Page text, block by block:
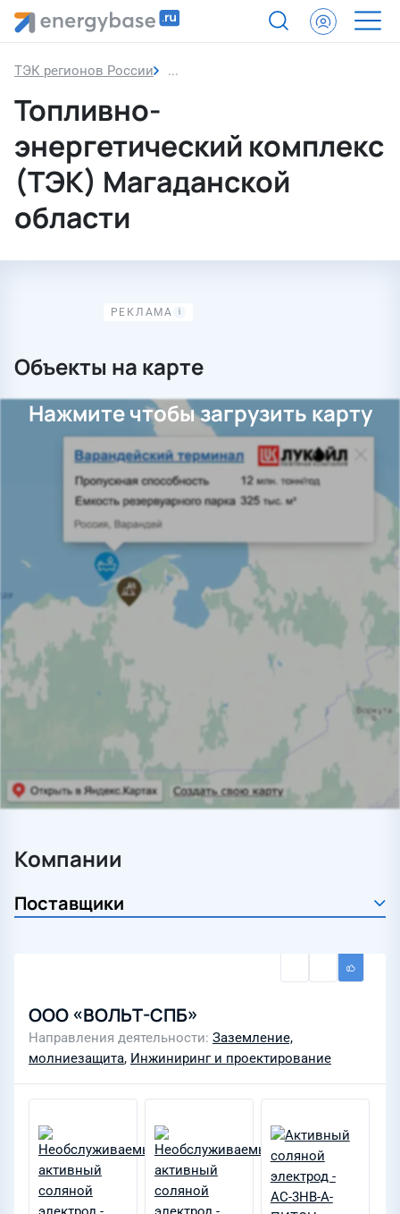
ТЭК регионов России Магаданская область
Топливно-
энергетический комплекс
(ТЭК) Магаданской
области
Объекты на карте
Нажмите чтобы загрузить карту
Компании
ООО «ВОЛЬТ-СПБ»
Направления деятельности Заземление,
молниезащита, Инжиниринг и проектирование